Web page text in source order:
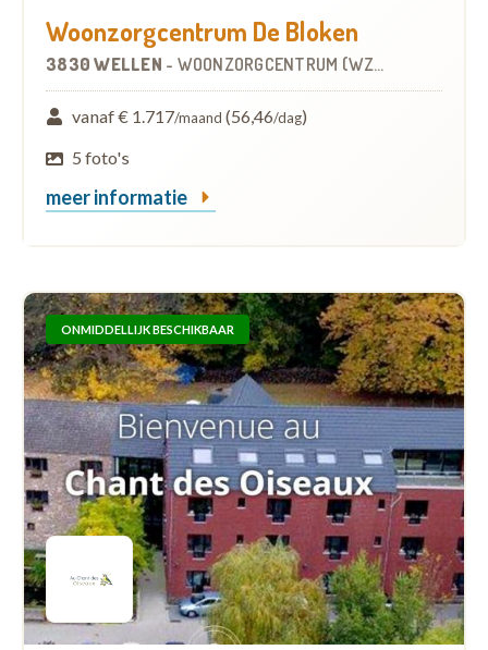
Woonzorgcentrum De Bloken
3830 WELLEN - WOONZORGCENTRUM (WZC)
vanaf € 1.717/maand (56,46/dag)
5 foto's
meer informatie
ONMIDDELLIJK BESCHIKBAAR